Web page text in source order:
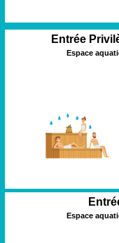
Entrée
Espace
Espace